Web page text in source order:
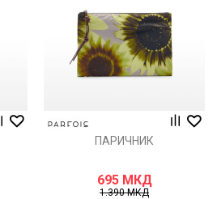
ПАРИЧНИК
695 МКД
1.390МКД